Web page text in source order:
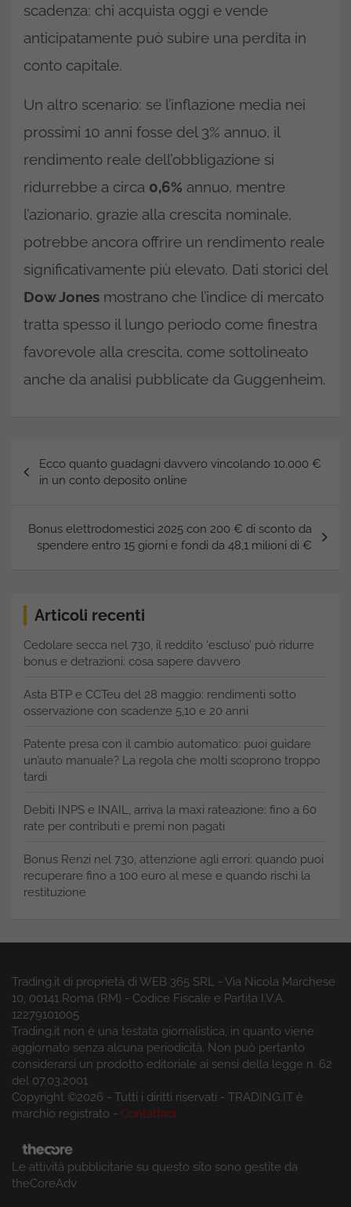
scadenza: chi acquista oggi e vende
anticipatamente può subire una perdita in
conto capitale.
Un altro scenario: se l’inflazione media nei
prossimi 10 anni fosse del 3% annuo, il
rendimento reale dell’obbligazione si
ridurrebbe a circa 0,6% annuo, mentre
l’azionario, grazie alla crescita nominale,
potrebbe ancora offrire un rendimento reale
significativamente più elevato. Dati storici del
Dow Jones mostrano che l’indice di mercato
tratta spesso il lungo periodo come finestra
favorevole alla crescita, come sottolineato
anche da analisi pubblicate da Guggenheim.
articoli
Ecco quanto guadagni davvero vincolando 10.000 €
in un conto deposito online
Bonus elettrodomestici 2025 con 200 € di sconto da
spendere entro 15 giorni e fondi da 48,1 milioni di €
Articoli recenti
Cedolare secca nel 730, il reddito ‘escluso’ può ridurre
bonus e detrazioni: cosa sapere davvero
Asta BTP e CCTeu del 28 maggio: rendimenti sotto
osservazione con scadenze 5,10 e 20 anni
Patente presa con il cambio automatico: puoi guidare
un’auto manuale? La regola che molti scoprono troppo
tardi
Debiti INPS e INAIL, arriva la maxi rateazione: fino a 60
rate per contributi e premi non pagati
Bonus Renzi nel 730, attenzione agli errori: quando puoi
recuperare fino a 100 euro al mese e quando rischi la
restituzione
Trading.it di proprietà di WEB 365 SRL - Via Nicola Marchese
10, 00141 Roma (RM) - Codice Fiscale e Partita I.V.A.
12279101005
Trading.it non è una testata giornalistica, in quanto viene
aggiornato senza alcuna periodicità. Non può pertanto
considerarsi un prodotto editoriale ai sensi della legge n. 62
del 07.03.2001
Copyright ©2026 - Tutti i diritti riservati - TRADING.IT è
marchio registrato - Contattaci
Le attività pubblicitarie su questo sito sono gestite da
theCoreAdv